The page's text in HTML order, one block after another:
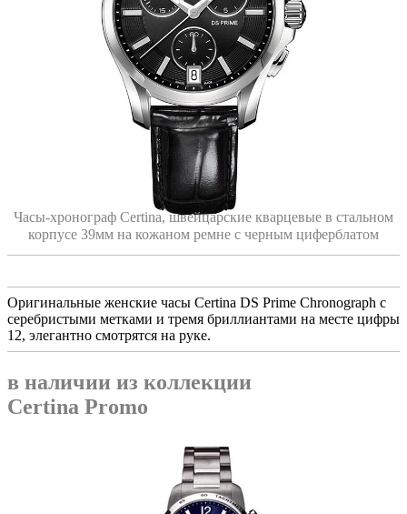
Часы-хронограф Certina, швейцарские кварцевые в стальном
корпусе 39мм на кожаном ремне с черным циферблатом
Оригинальные женские часы Certina DS Prime Chronograph с
серебристыми метками и тремя бриллиантами на месте цифры
12, элегантно смотрятся на руке.
в наличии из коллекции
Certina Promo